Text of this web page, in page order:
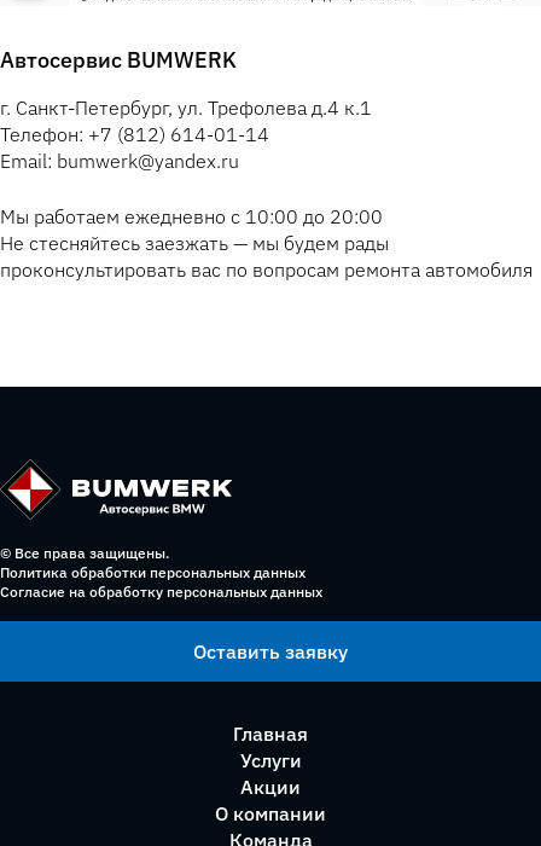
Автосервис BUMWERK
г. Санкт-Петербург, ул. Трефолева д.4 к.1
Телефон: +7 (812) 614-01-14
Email: bumwerk@yandex.ru
Мы работаем ежедневно с 10:00 до 20:00
Не стесняйтесь заезжать — мы будем рады
проконсультировать вас по вопросам ремонта автомобиля
© Все права защищены.
Политика обработки персональных данных
Согласие на обработку персональных данных
Оставить заявку
Главная
Услуги
Акции
О компании
Команда